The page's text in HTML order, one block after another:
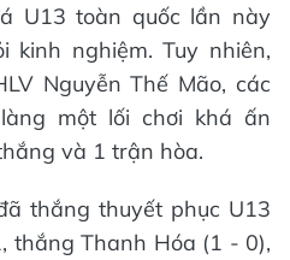
U13 toàn quốc lần này
kinh nghiệm. Tuy nhiên,
Nguyễn Thế Mão, các
một lối chơi khá ấn
và 1 trận hòa.
thắng thuyết phục U13
thắng Thanh Hóa (1 - 0),